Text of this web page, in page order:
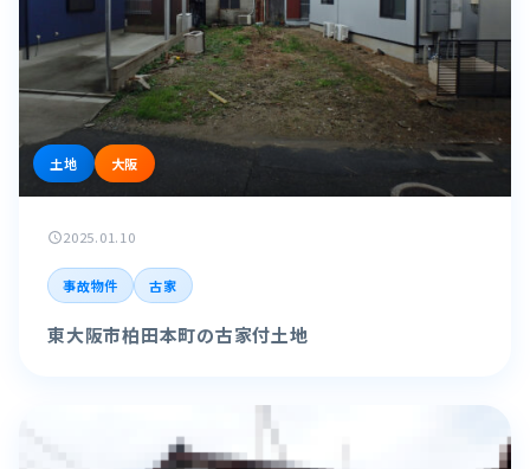
土地 大阪
schedule2025.01.10
事故物件 古家
東大阪市柏田本町の古家付土地